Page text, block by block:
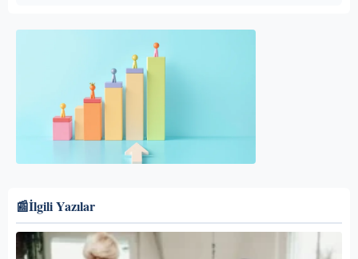
📰İlgili Yazılar